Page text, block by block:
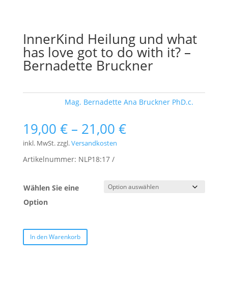
InnerKind Heilung und what
has love got to do with it? –
Bernadette Bruckner
Mag. Bernadette Ana Bruckner PhD.c.
19,00 €– 21,00 €
inkl. MwSt.zzgl.Versandkosten
Artikelnummer: NLP18:17
Wählen Sie eine
Option
In den Warenkorb